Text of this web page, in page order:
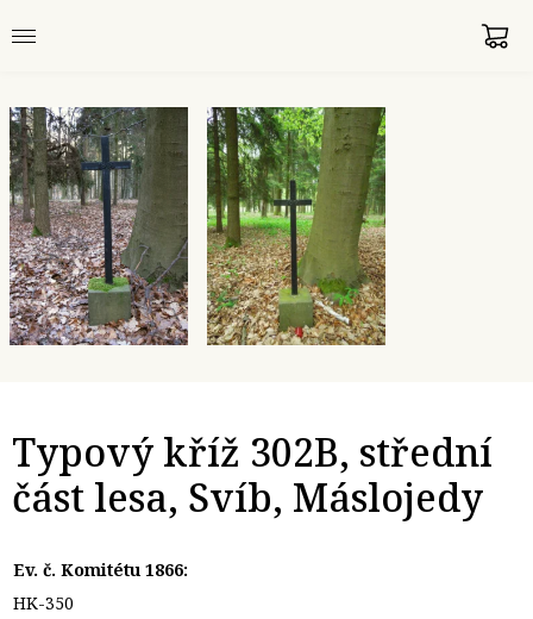
Typový kříž 302B, střední
část lesa, Svíb, Máslojedy
Ev. č. Komitétu 1866:
HK-350